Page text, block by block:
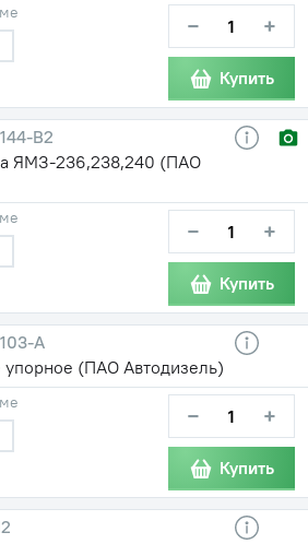
− +
Купить
В2
ЯМЗ-236,238,240 (ПАО
− +
Купить
А
(ПАО Автодизель)
− +
Купить